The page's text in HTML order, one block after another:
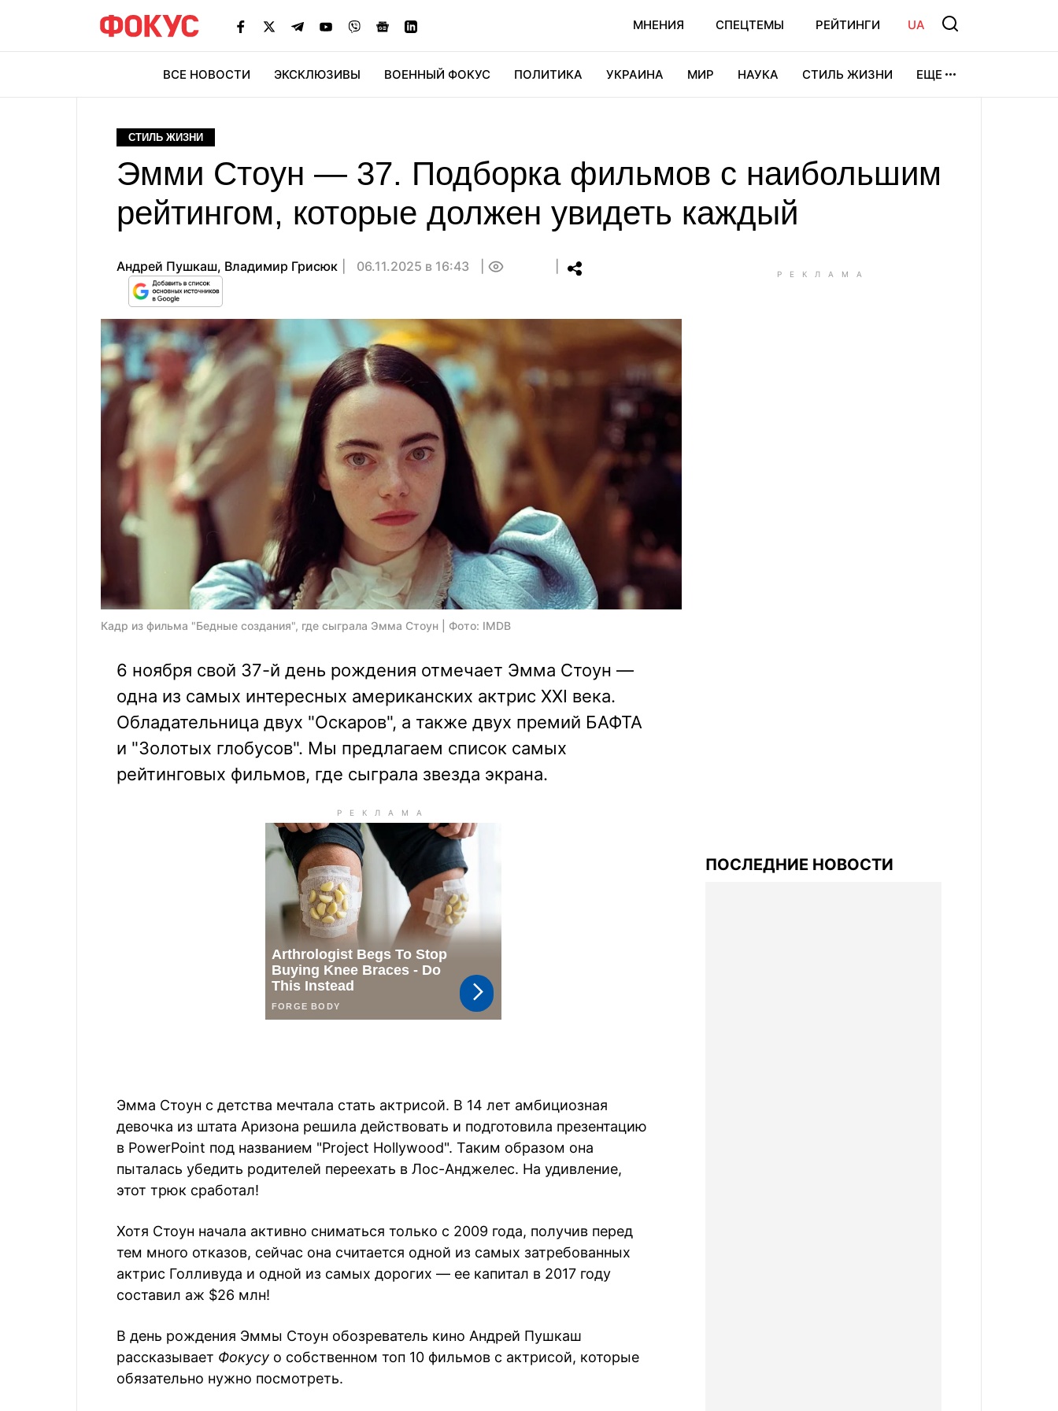
МНЕНИЯ СПЕЦТЕМЫ РЕЙТИНГИ UA
ВСЕ НОВОСТИ ЭКСКЛЮЗИВЫ ВОЕННЫЙ ФОКУС ПОЛИТИКА УКРАИНА МИР НАУКА СТИЛЬ ЖИЗНИ ЕЩЕ
СТИЛЬ ЖИЗНИ
Эмми Стоун — 37. Подборка фильмов с наибольшим
рейтингом, которые должен увидеть каждый
Андрей Пушкаш, Владимир Грисюк 06.11.2025 в 16:43
Кадр из фильма "Бедные создания", где сыграла Эмма Стоун | Фото: IMDB
6 ноября свой 37-й день рождения отмечает Эмма Стоун —
одна из самых интересных американских актрис XXI века.
Обладательница двух "Оскаров", а также двух премий БАФТА
и "Золотых глобусов". Мы предлагаем список самых
рейтинговых фильмов, где сыграла звезда экрана.
Эмма Стоун с детства мечтала стать актрисой. В 14 лет амбициозная
девочка из штата Аризона решила действовать и подготовила презентацию
в PowerPoint под названием "Project Hollywood". Таким образом она
пыталась убедить родителей переехать в Лос-Анджелес. На удивление,
этот трюк сработал!
Хотя Стоун начала активно сниматься только с 2009 года, получив перед
тем много отказов, сейчас она считается одной из самых затребованных
актрис Голливуда и одной из самых дорогих — ее капитал в 2017 году
составил аж $26 млн!
В день рождения Эммы Стоун обозреватель кино Андрей Пушкаш
рассказывает Фокусу о собственном топ 10 фильмов с актрисой, которые
обязательно нужно посмотреть.
ПОСЛЕДНИЕ НОВОСТИ